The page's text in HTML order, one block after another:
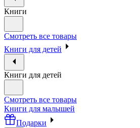
Книги
Смотреть все товары
Книги для детей
Книги для детей
Смотреть все товары
Книги для малышей
Подарки